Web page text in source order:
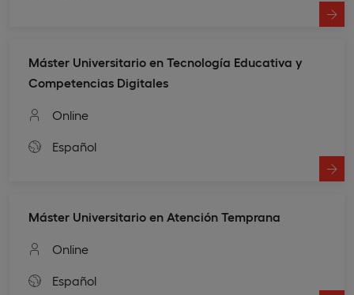
Máster Universitario en Tecnología Educativa y
Competencias Digitales
Online
Español
Máster Universitario en Atención Temprana
Online
Español